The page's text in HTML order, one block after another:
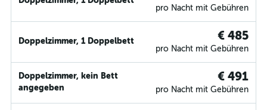
pro Nacht mit Gebühren
Doppelzimmer, 1 Doppelbett € 485
pro Nacht mit Gebühren
Doppelzimmer, kein Bett
angegeben
€ 491
pro Nacht mit Gebühren